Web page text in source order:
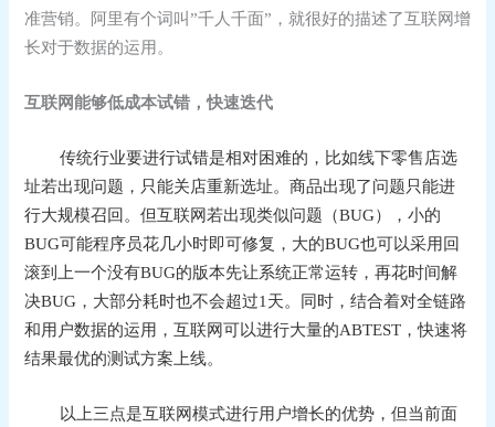
准营销。阿里有个词叫”千人千面”，就很好的描述了互联网增
长对于数据的运用。
互联网能够低成本试错，快速迭代
传统行业要进行试错是相对困难的，比如线下零售店选
址若出现问题，只能关店重新选址。商品出现了问题只能进
行大规模召回。但互联网若出现类似问题（BUG），小的
BUG可能程序员花几小时即可修复，大的BUG也可以采用回
滚到上一个没有BUG的版本先让系统正常运转，再花时间解
决BUG，大部分耗时也不会超过1天。同时，结合着对全链路
和用户数据的运用，互联网可以进行大量的ABTEST，快速将
结果最优的测试方案上线。
以上三点是互联网模式进行用户增长的优势，但当前面